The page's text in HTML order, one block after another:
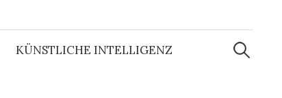
KÜNSTLICHE INTELLIGENZ
Suchen
nach: